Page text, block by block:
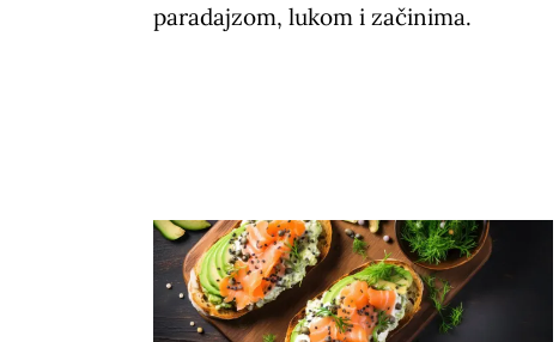
paradajzom, lukom i začinima.